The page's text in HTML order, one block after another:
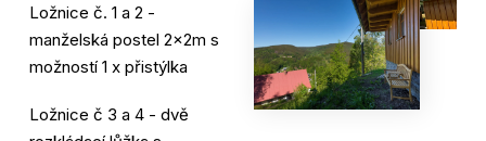
Ložnice č. 1 a 2 -
manželská postel 2x2m s
možností 1 x přistýlka
Ložnice č 3 a 4 - dvě